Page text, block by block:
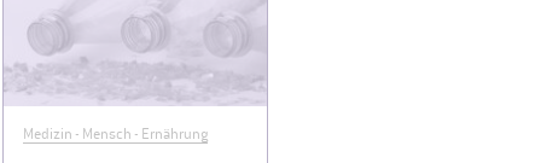
Medizin - Mensch - Ernährung